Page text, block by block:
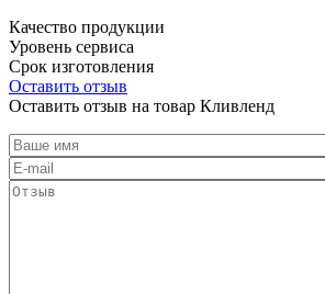
Качество продукции
Уровень сервиса
Срок изготовления
Оставить отзыв
Оставить отзыв на товар Кливленд